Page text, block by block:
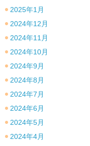
2025年1月
2024年12月
2024年11月
2024年10月
2024年9月
2024年8月
2024年7月
2024年6月
2024年5月
2024年4月